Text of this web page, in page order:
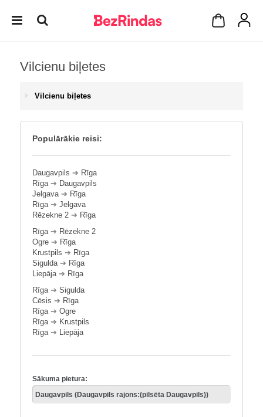
Vilcienu biļetes
Vilcienu biļetes
Populārākie reisi:
Daugavpils ➔ Rīga
Rīga➔ Daugavpils
Jelgava➔ Rīga
Rīga➔ Jelgava
Rēzekne 2 ➔ Rīga
Rīga➔ Rēzekne 2
Ogre ➔ Rīga
Krustpils ➔ Rīga
Sigulda➔ Rīga
Liepāja➔ Rīga
Rīga➔ Sigulda
Cēsis ➔ Rīga
Rīga➔ Ogre
Rīga➔ Krustpils
Rīga➔ Liepāja
Sākuma pietura: